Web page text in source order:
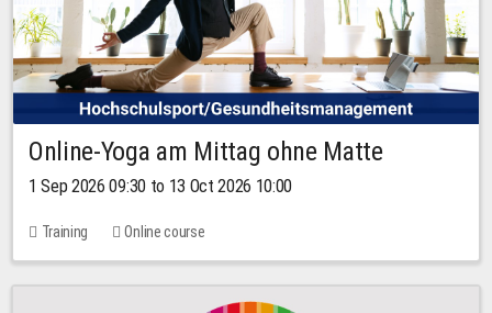
Online-Yoga am Mittag ohne Matte
1 Sep 2026 09:30 to 13 Oct 2026 10:00
Training Online course